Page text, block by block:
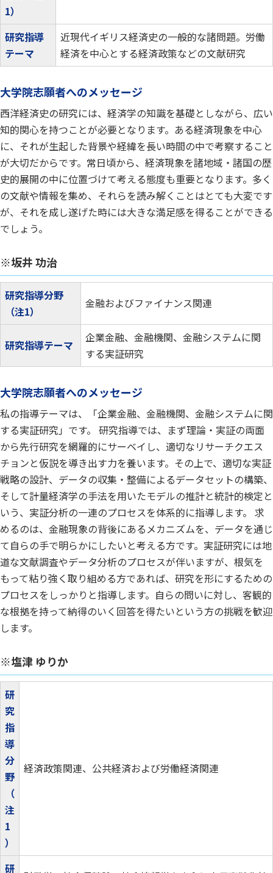
1）
研究指導
テーマ
近現代イギリス経済史の一般的な諸問題。労働
経済を中心とする経済政策などの文献研究
大学院志願者へのメッセージ
西洋経済史の研究には、経済学の知識を基礎としながら、広い
知的関心を持つことが必要となります。ある経済現象を中心
に、それが生起した背景や経緯を長い時間の中で考察すること
が大切だからです。常日頃から、経済現象を諸地域・諸国の歴
史的展開の中に位置づけて考える態度も重要となります。多く
の文献や情報を集め、それらを読み解くことはとても大変です
が、それを成し遂げた時には大きな満足感を得ることができる
でしょう。
※坂井 功治
研究指導分野
（注1）
金融およびファイナンス関連
研究指導テーマ
企業金融、金融機関、金融システムに関
する実証研究
大学院志願者へのメッセージ
私の指導テーマは、「企業金融、金融機関、金融システムに関
する実証研究」です。 研究指導では、まず理論・実証の両面
から先行研究を網羅的にサーベイし、適切なリサーチクエス
チョンと仮説を導き出す力を養います。その上で、適切な実証
戦略の設計、データの収集・整備によるデータセットの構築、
そして計量経済学の手法を用いたモデルの推計と統計的検定と
いう、実証分析の一連のプロセスを体系的に指導します。 求
めるのは、金融現象の背後にあるメカニズムを、データを通じ
て自らの手で明らかにしたいと考える方です。実証研究には地
道な文献調査やデータ分析のプロセスが伴いますが、根気を
もって粘り強く取り組める方であれば、研究を形にするための
プロセスをしっかりと指導します。自らの問いに対し、客観的
な根拠を持って納得のいく回答を得たいという方の挑戦を歓迎
します。
※塩津 ゆりか
研
究
指
導
分
野
（
注
1
）
経済政策関連、公共経済および労働経済関連
研